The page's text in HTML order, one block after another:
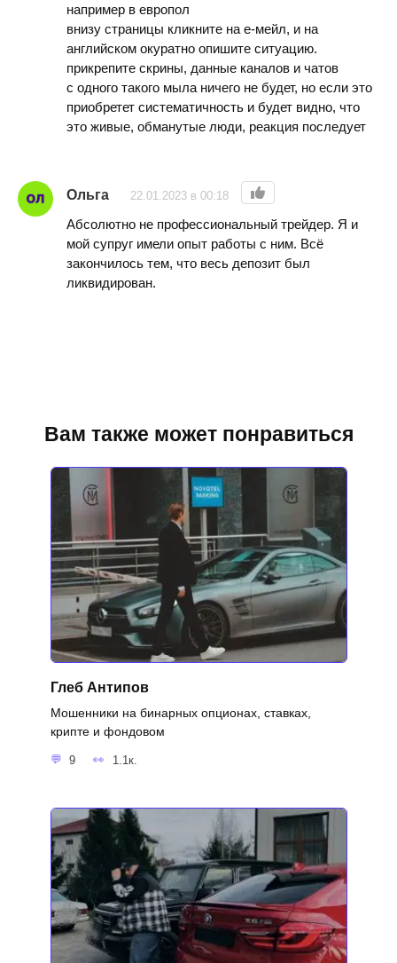
например в европол
внизу страницы кликните на е-мейл, и на
английском окуратно опишите ситуацию.
прикрепите скрины, данные каналов и чатов
с одного такого мыла ничего не будет, но если это
приобретет систематичность и будет видно, что
это живые, обманутые люди, реакция последует
Ольга 22.01.2023 в 00:18
Абсолютно не профессиональный трейдер. Я и
мой супруг имели опыт работы с ним. Всё
закончилось тем, что весь депозит был
ликвидирован.
Вам также может понравиться
Глеб Антипов
Мошенники на бинарных опционах, ставках,
крипте и фондовом
9 1.1к.